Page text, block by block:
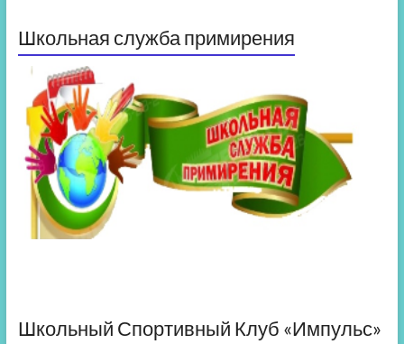
Школьная служба примирения
Школьный Спортивный Клуб «Импульс»